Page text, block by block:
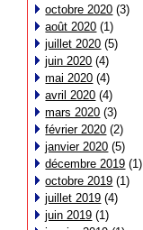
octobre 2020 (3)
août 2020 (1)
juillet 2020 (5)
juin 2020 (4)
mai 2020 (4)
avril 2020 (4)
mars 2020 (3)
février 2020 (2)
janvier 2020 (5)
décembre 2019 (1)
octobre 2019 (1)
juillet 2019 (4)
juin 2019 (1)